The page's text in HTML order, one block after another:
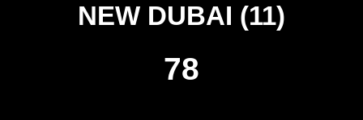
NEW DUBAI (11)
78